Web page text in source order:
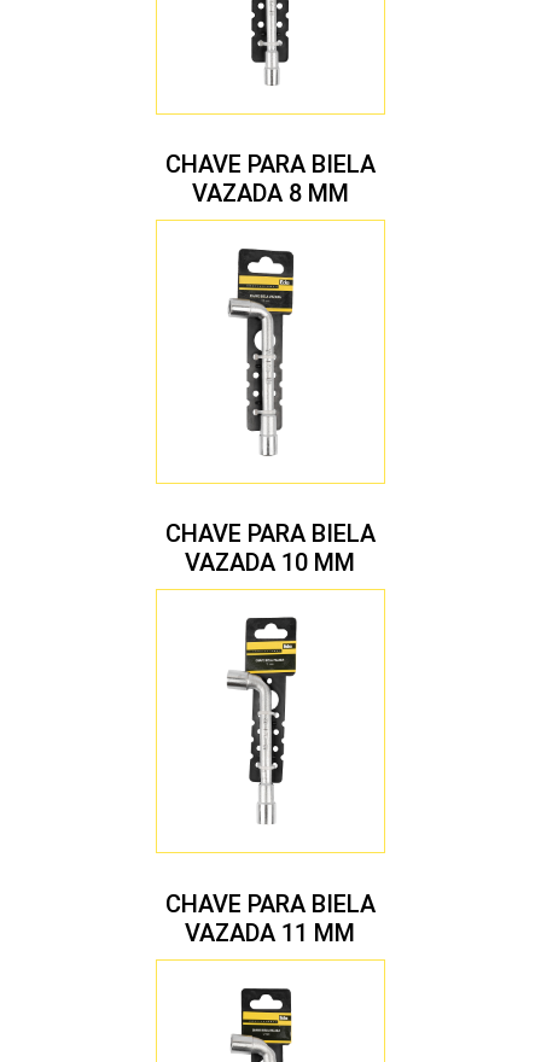
CHAVE PARA BIELA
VAZADA 8 MM
CHAVE PARA BIELA
VAZADA 10 MM
CHAVE PARA BIELA
VAZADA 11 MM